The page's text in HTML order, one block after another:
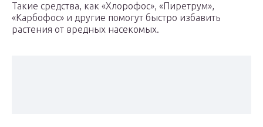
Такие средства, как «Хлорофос», «Пиретрум»,
«Карбофос» и другие помогут быстро избавить
растения от вредных насекомых.